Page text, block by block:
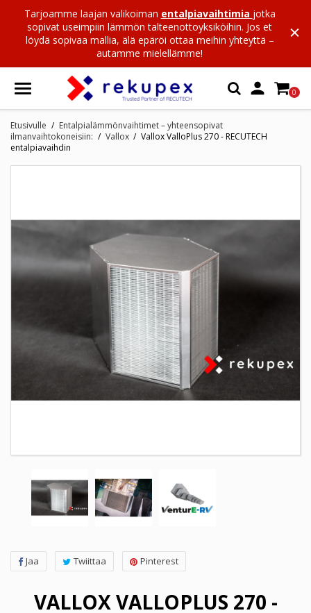
Tarjoamme laajan valikoiman entalpiavaihtimia jotka
sopivat useimpiin lämmön talteenottoyksiköihin. Jos et
löydä sopivaa mallia, älä epäröi ottaa meihin yhteyttä –
autamme mielellämme!
 0
Etusivulle
Entalpialämmönvaihtimet – yhteensopivat
ilmanvaihtokoneisiin:
Vallox
Vallox ValloPlus 270 - RECUTECH
entalpiavaihdin
Jaa Twiittaa Pinterest
VALLOX VALLOPLUS 270 -